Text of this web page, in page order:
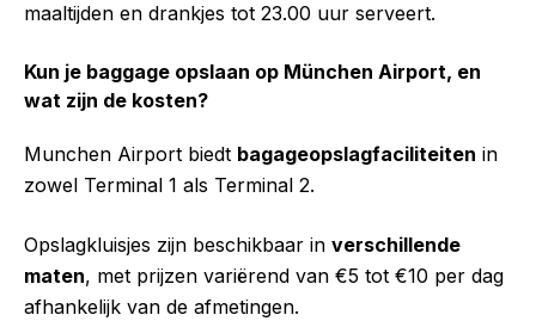
maaltijden en drankjes tot 23.00 uur serveert.
Kun je baggage opslaan op München Airport, en
wat zijn de kosten?
Munchen Airport biedt bagageopslagfaciliteiten in
zowel Terminal 1 als Terminal 2.
Opslagkluisjes zijn beschikbaar in verschillende
maten, met prijzen variërend van €5 tot €10 per dag
afhankelijk van de afmetingen.